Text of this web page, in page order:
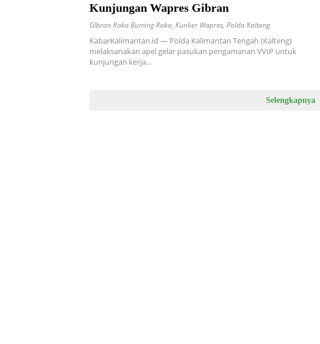
Kunjungan Wapres Gibran
GIbran Raka Buming Raka, Kunker Wapres, Polda Kalteng
KabarKalimantan.id — Polda Kalimantan Tengah (Kalteng)
melaksanakan apel gelar pasukan pengamanan VVIP untuk
kunjungan kerja…
Selengkapnya